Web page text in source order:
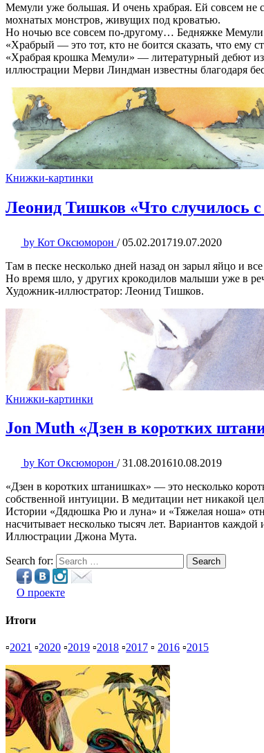
Мемули уже большая. И очень храбрая. Ей совсем не
мохнатых монстров, живущих под кроватью.
Но ночью все совсем по-другому… Бедняжке Мемули
«Храбрый — это тот, кто не боится сказать, что ему
«Храбрая крошка Мемули» — литературный дебют
иллюстрации Мерви Линдман известны благодаря
Книжки-картинки
Леонид Тишков «Что случилось
by Кот Оксюморон / 05.02.201719.07.2020
Там в песке несколько дней назад он зарыл яйцо и
Но время шло, у других крокодилов малыши уже в
Художник-иллюстратор: Леонид Тишков.
Книжки-картинки
Jon Muth «Дзен в коротких
by Кот Оксюморон / 31.08.201610.08.2019
«Дзен в коротких штанишках» — это несколько
собственной интуиции. В медитации нет никакой
Истории «Дядюшка Рю и луна» и «Тяжелая ноша»
насчитывает несколько тысяч лет. Вариантов
Иллюстрации Джона Мута.
Search for: Search
О проекте
Итоги
▫2021 ▫2020 ▫2019 ▫2018 ▫2017 ▫ 2016 ▫2015